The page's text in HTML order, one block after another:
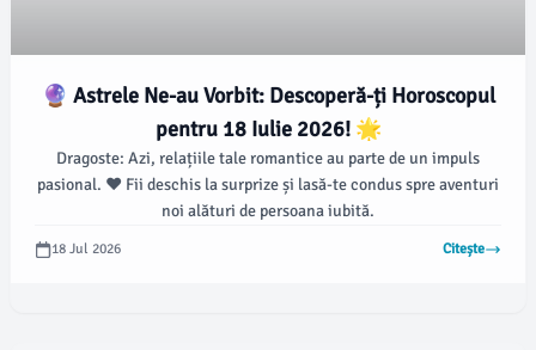
🔮 Astrele Ne-au Vorbit: Descoperă-ți Horoscopul
pentru 18 Iulie 2026! 🌟
Dragoste: Azi, relațiile tale romantice au parte de un impuls
pasional. ❤️ Fii deschis la surprize și lasă-te condus spre aventuri
noi alături de persoana iubită.
18 Jul 2026 Citește